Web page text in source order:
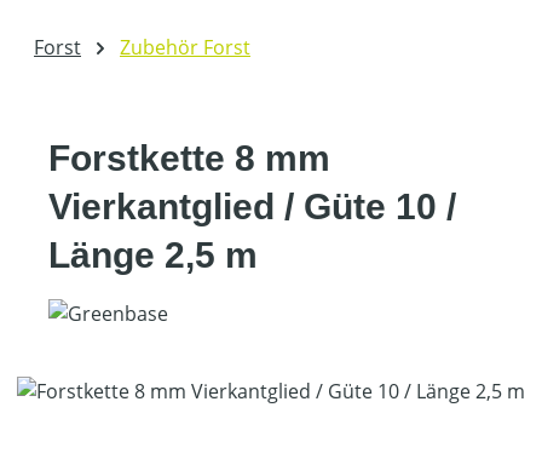
Forst Zubehör Forst
Forstkette 8 mm
Vierkantglied / Güte 10 /
Länge 2,5 m
Bildergalerie überspringen